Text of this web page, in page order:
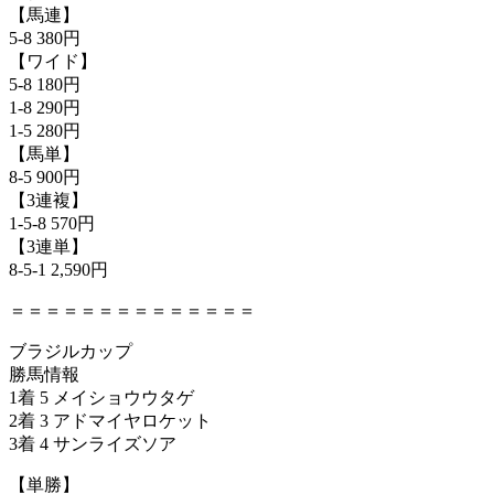
【馬連】
5-8 380円
【ワイド】
5-8 180円
1-8 290円
1-5 280円
【馬単】
8-5 900円
【3連複】
1-5-8 570円
【3連単】
8-5-1 2,590円
＝＝＝＝＝＝＝＝＝＝＝＝＝＝
ブラジルカップ
勝馬情報
1着 5 メイショウウタゲ
2着 3 アドマイヤロケット
3着 4 サンライズソア
【単勝】